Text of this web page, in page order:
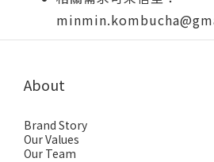
About
Brand Story
Our Values
Our Team